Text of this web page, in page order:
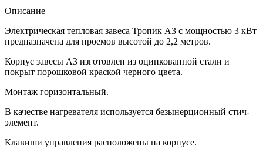
Описание
Электрическая тепловая завеса Тропик А3 с мощностью 3 кВт
предназначена для проемов высотой до 2,2 метров.
Корпус завесы А3 изготовлен из оцинкованной стали и
покрыт порошковой краской черного цвета.
Монтаж горизонтальный.
В качестве нагревателя используется безынерционный стич-
элемент.
Клавиши управления расположены на корпусе.